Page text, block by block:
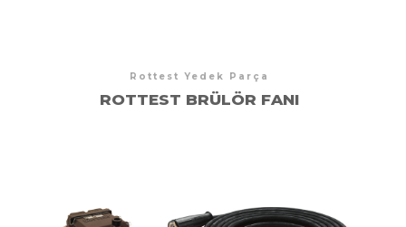
Rottest Yedek Parça
ROTTEST BRÜLÖR FANI